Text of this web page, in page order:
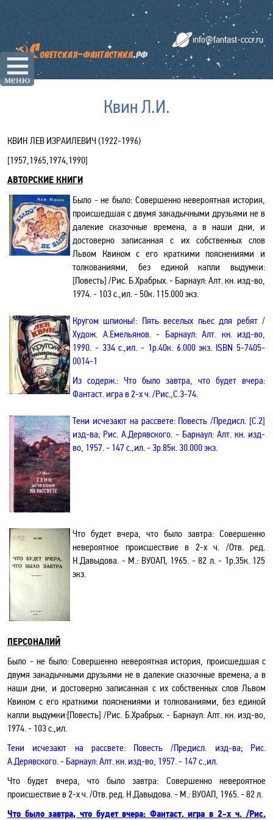
☰
меню
info@fantast-cccr.ru
Квин Л.И.
КВИН ЛЕВ ИЗРАИЛЕВИЧ (1922-1996)
[1957,1965,1974,1990]
АВТОРСКИЕ КНИГИ
Было - не было: Совершенно невероятная история,
происшедшая с двумя закадычными друзьями не в
далекие сказочные времена, а в наши дни, и
достоверно записанная с их собственных слов
Львом Квином с его краткими пояснениями и
толкованиями, без единой капли выдумки:
[Повесть] /Рис. Б.Храбрых. - Барнаул: Алт. кн. изд-во,
1974. - 103 с.,ил. - 50к. 115.000 экз.
Кругом шпионы!: Пять веселых пьес для ребят /
Худож. А.Емельянов. - Барнаул:Алт. кн. изд-во,
1990. - 334 с.,ил. - 1р.40к. 6.000 экз. ISBN 5-7405-
0014-1
Из содерж.: Что было завтра, что будет вчера:
Фантаст. игра в 2-х ч. /Рис.,С.3-74.
Тени исчезают на рассвете: Повесть /Предисл. [С.2]
изд-ва; Рис. А.Дерявского. - Барнаул: Алт. кн. изд-
во, 1957. - 147 с.,ил. - 3р.85к. 30.000 экз.
Что будет вчера, что было завтра: Совершенно
невероятное происшествие в 2-х ч. /Отв. ред.
Н.Давыдова. - М.: ВУОАП, 1965. - 82 л. - 1р.35к. 125
экз.
ПЕРСОНАЛИЙ
Было - не было: Совершенно невероятная история, происшедшая с
двумя закадычными друзьями не в далекие сказочные времена, а в
наши дни, и достоверно записанная с их собственных слов Львом
Квином с его краткими пояснениями и толкованиями, без единой
капли выдумки:[Повесть] /Рис. Б.Храбрых. - Барнаул: Алт. кн. изд-во,
1974. - 103 с.,ил.
Тени исчезают на рассвете: Повесть/Предисл. изд-ва; Рис.
А.Дерявского. - Барнаул: Алт. кн. изд-во, 1957. - 147 с.,ил.
Что будет вчера, что было завтра: Совершенно невероятное
происшествие в 2-х ч. /Отв. ред. Н.Давыдова. - М.: ВУОАП, 1965. - 82 л.
Что было завтра, что будет вчера: Фантаст.игра в 2-х ч. /Рис.